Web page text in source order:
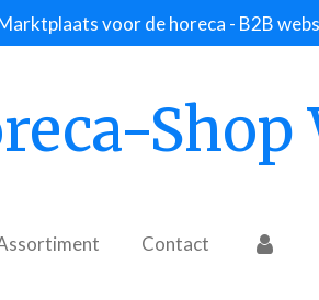
voor de horeca - B2B
Shop
Contact